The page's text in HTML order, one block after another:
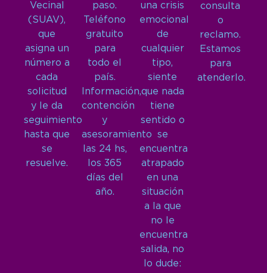
Vecinal
(SUAV),
que
asigna un
número a
cada
solicitud
y le da
seguimiento
hasta que
se
resuelve.
paso.
Teléfono
gratuito
para
todo el
país.
Información,
contención
y
asesoramiento
las 24 hs,
los 365
días del
año.
una crisis
emocional
de
cualquier
tipo,
siente
que nada
tiene
sentido o
se
encuentra
atrapado
en una
situación
a la que
no le
encuentra
salida, no
lo dude:
consulta
o
reclamo.
Estamos
para
atenderlo.